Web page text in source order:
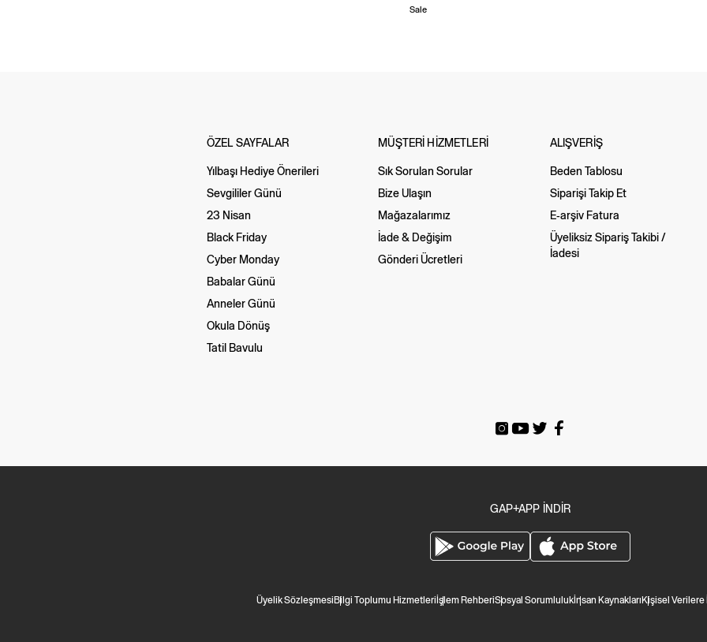
Sale
ÖZEL SAYFALAR
Yılbaşı Hediye Önerileri
Sevgililer Günü
23 Nisan
Black Friday
Cyber Monday
Babalar Günü
Anneler Günü
Okula Dönüş
Tatil Bavulu
MÜŞTERİ HİZMETLERİ
Sık Sorulan Sorular
Bize Ulaşın
Mağazalarımız
İade & Değişim
Gönderi Ücretleri
ALIŞVERİŞ
Beden Tablosu
Siparişi Takip Et
E-arşiv Fatura
Üyeliksiz Sipariş Takibi /
İadesi
GAP+APP İNDİR
Üyelik Sözleşmesi Bilgi Toplumu Hizmetleri İşlem RehberiSosyal Sorumlulukİnsan Kaynakları Kişisel Verilere